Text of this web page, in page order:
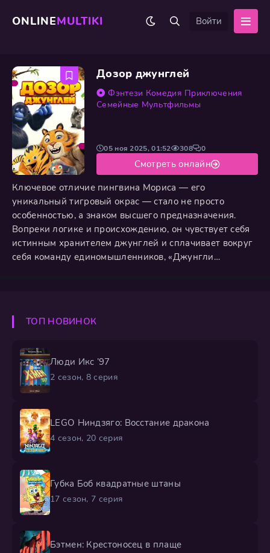
ONLINEMULTIKI Войти
Дозор джунглей
Фэнтези Комедия Приключения
Семейные Мультфильмы
Ключевое отличие пингвина Мориса — его
уникальный тигровый окрас — стало не просто
особенностью, а знаком высшего предназначения.
Вопреки логике и происхождению, он чувствует себя
истинным хранителем джунглей и сплачивает вокруг
себя команду единомышленников, «Джунгли
коварный коала Игорь, создавший армию из жестоких
бабуинов, намеренно сеет хаос и
05 ноя 2025, 01:52 308 0
Смотреть онлайн
ТОП НОВИНОК
Люди Икс ’97
2 сезон, 8 серия
LEGO Ниндзяго: Восстание дракона
4 сезон, 20 серия
Губка Боб квадратные штаны
17 сезон, 7 серия
Бэтмен: Крестоносец в плаще